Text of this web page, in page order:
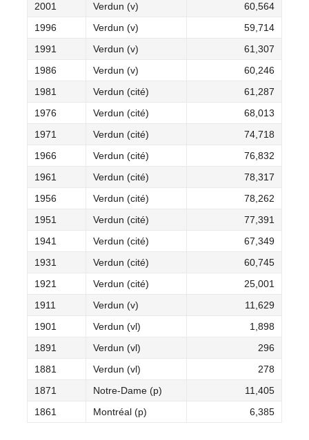
2001
Verdun (v)
60,564
1996
Verdun (v)
59,714
1991
Verdun (v)
61,307
1986
Verdun (v)
60,246
1981
Verdun (cité)
61,287
1976
Verdun (cité)
68,013
1971
Verdun (cité)
74,718
1966
Verdun (cité)
76,832
1961
Verdun (cité)
78,317
1956
Verdun (cité)
78,262
1951
Verdun (cité)
77,391
1941
Verdun (cité)
67,349
1931
Verdun (cité)
60,745
1921
Verdun (cité)
25,001
1911
Verdun (v)
11,629
1901
Verdun (vl)
1,898
1891
Verdun (vl)
296
1881
Verdun (vl)
278
1871
Notre-Dame (p)
11,405
1861
Montréal (p) 6,385